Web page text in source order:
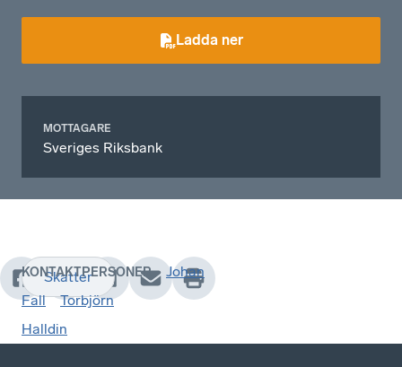
Ladda ner
MOTTAGARE
Sveriges Riksbank
Skatter
KONTAKTPERSONER
Johan
Fall
Torbjörn
Halldin